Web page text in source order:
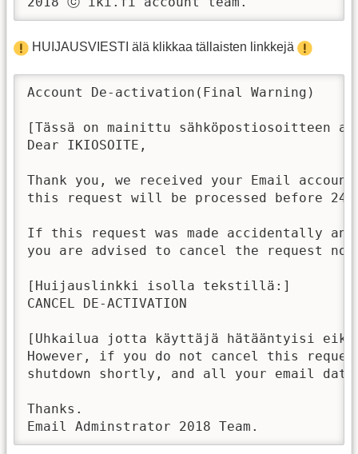
HUIJAUSVIESTI älä klikkaa tällaisten linkkejä
Account De-activation(Final Warning)
[Tässä on mainittu sähköpostiosoitteen
Dear IKIOSOITE,
Thank you, we received your Email
this request will be processed before 24
If this request was made accidentally
you are advised to cancel the request now
[Huijauslinkki isolla tekstillä:]
CANCEL DE-ACTIVATION
[Uhkailua jotta käyttäjä hätääntyisi
However, if you do not cancel this
shutdown shortly, and all your email
Thanks.
Email Adminstrator 2018 Team.